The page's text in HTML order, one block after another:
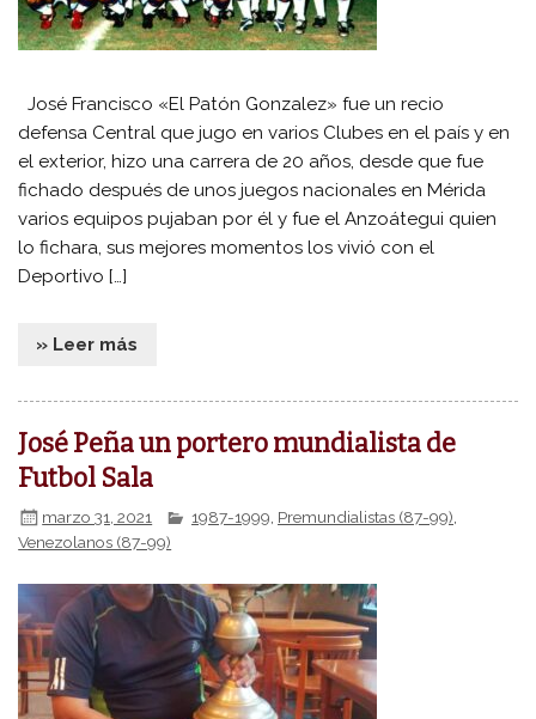
José Francisco «El Patón Gonzalez» fue un recio
defensa Central que jugo en varios Clubes en el país y en
el exterior, hizo una carrera de 20 años, desde que fue
fichado después de unos juegos nacionales en Mérida
varios equipos pujaban por él y fue el Anzoátegui quien
lo fichara, sus mejores momentos los vivió con el
Deportivo […]
» Leer más
José Peña un portero mundialista de
Futbol Sala
marzo 31, 2021 1987-1999 Premundialistas (87-99)
Venezolanos (87-99)